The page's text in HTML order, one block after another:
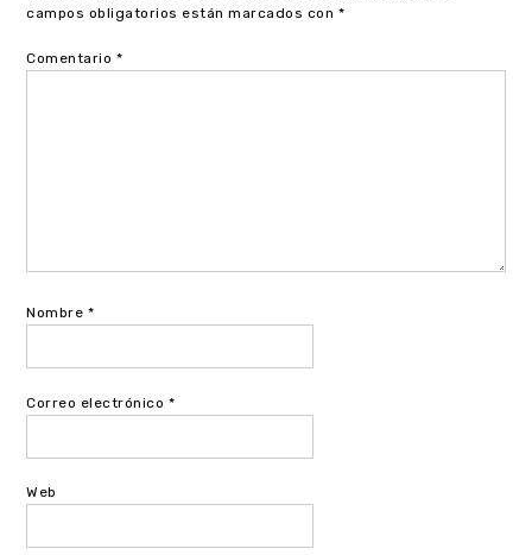
campos obligatorios están marcados con *
Comentario *
Nombre *
Correo electrónico *
Web